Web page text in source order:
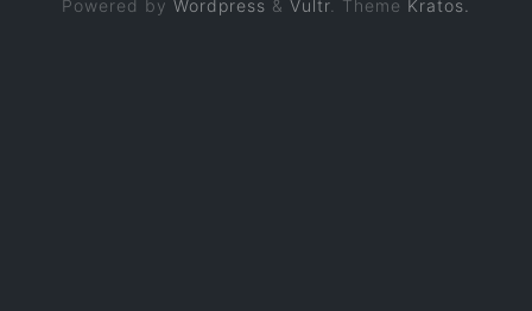
Powered by Wordpress & Vultr . Theme Kratos.